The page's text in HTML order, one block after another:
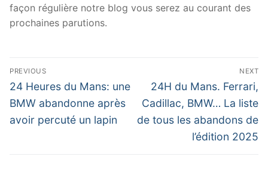
façon régulière notre blog vous serez au courant des
prochaines parutions.
Navigation
de
l’article
PREVIOUS
Previous
post:
24 Heures du Mans: une
BMW abandonne après
avoir percuté un lapin
NEXT
Next
post:
24H du Mans. Ferrari,
Cadillac, BMW… La liste
de tous les abandons de
l’édition 2025